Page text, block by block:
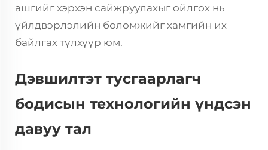
ашгийг хэрхэн сайжруулахыг ойлгох нь
үйлдвэрлэлийн боломжийг хамгийн их
байлгах түлхүүр юм.
Дэвшилтэт тусгаарлагч
бодисын технологийн үндсэн
давуу тал